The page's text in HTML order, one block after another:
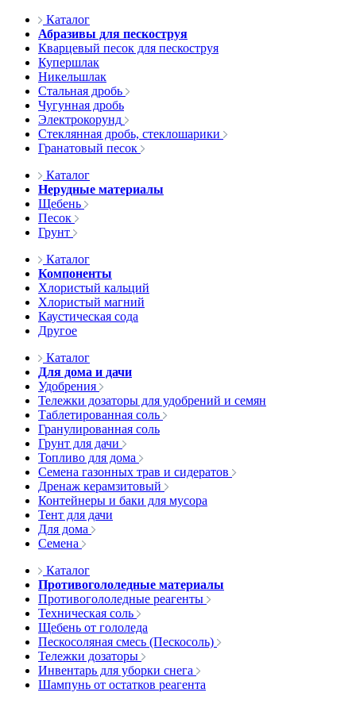
Каталог
Абразивы для пескоструя
Кварцевый песок для пескоструя
Купершлак
Никельшлак
Стальная дробь
Чугунная дробь
Электрокорунд
Стеклянная дробь, стеклошарики
Гранатовый песок
Каталог
Нерудные материалы
Щебень
Песок
Грунт
Каталог
Компоненты
Хлористый кальций
Хлористый магний
Каустическая сода
Другое
Каталог
Для дома и дачи
Удобрения
Тележки дозаторы для удобрений и семян
Таблетированная соль
Гранулированная соль
Грунт для дачи
Топливо для дома
Семена газонных трав и сидератов
Дренаж керамзитовый
Контейнеры и баки для мусора
Тент для дачи
Для дома
Семена
Каталог
Противогололедные материалы
Противогололедные реагенты
Техническая соль
Щебень от гололеда
Пескосоляная смесь (Пескосоль)
Тележки дозаторы
Инвентарь для уборки снега
Шампунь от остатков реагента